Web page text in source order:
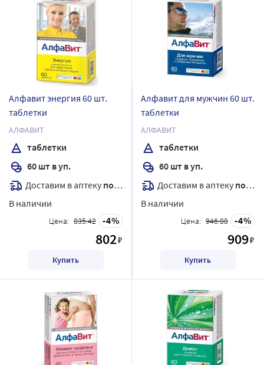
Алфавит энергия 60 шт.
таблетки
АЛФАВИТ
таблетки
60 шт в уп.
Доставим в аптеку послезавтра
В наличии
Цена: 835.42 4
802₽
Купить
Алфавит для мужчин 60 шт.
таблетки
АЛФАВИТ
таблетки
60 шт в уп.
Доставим в аптеку послезавтра
В наличии
Цена: 946.88 4
909₽
Купить